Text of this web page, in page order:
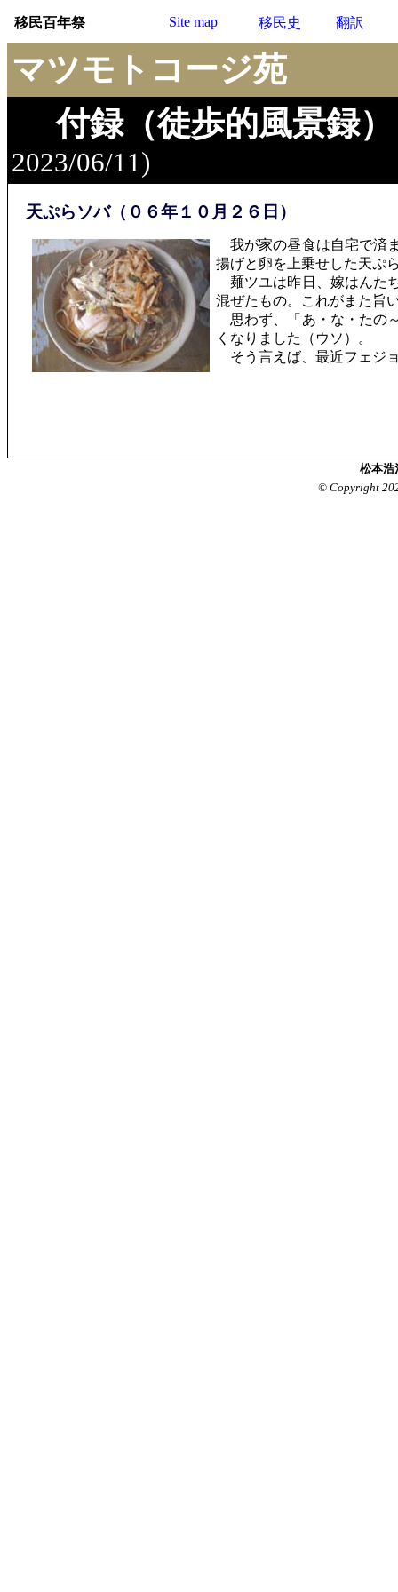
移民百年祭 Site map 移民史 翻訳
マツモトコージ苑
付録（徒歩的風景録）
2023/06/11)
天ぷらソバ（０６年１０月２６日）
我が家の昼食は自宅で済
揚げと卵を上乗せした天ぷ
麺ツユは昨日、嫁はんた
混ぜたもの。これがまた旨
思わず、「あ・な・たの
くなりました（ウソ）。
そう言えば、最近フェジ
松本
© Copyright